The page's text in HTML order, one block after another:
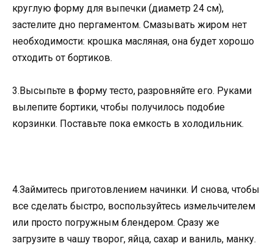
круглую форму для выпечки (диаметр 24 см),
застелите дно пергаментом. Смазывать жиром нет
необходимости: крошка масляная, она будет хорошо
отходить от бортиков.
3.Высыпьте в форму тесто, разровняйте его. Руками
вылепите бортики, чтобы получилось подобие
корзинки. Поставьте пока емкость в холодильник.
4.Займитесь приготовлением начинки. И снова, чтобы
все сделать быстро, воспользуйтесь измельчителем
или просто погружным блендером. Сразу же
загрузите в чашу творог, яйца, сахар и ваниль, манку.